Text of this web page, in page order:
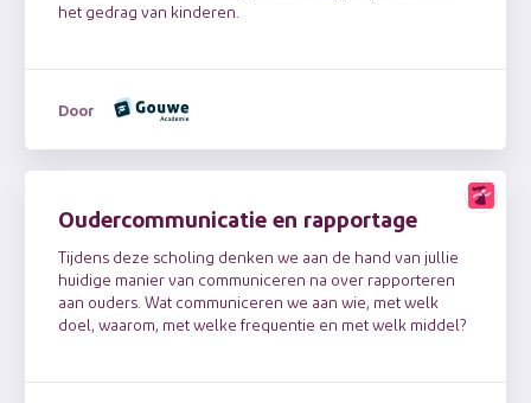
het gedrag van kinderen.
Door
Oudercommunicatie en rapportage
Tijdens deze scholing denken we aan de hand van jullie
huidige manier van communiceren na over rapporteren
aan ouders. Wat communiceren we aan wie, met welk
doel, waarom, met welke frequentie en met welk middel?